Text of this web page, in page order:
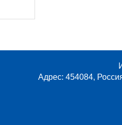
Адрес: 454084,